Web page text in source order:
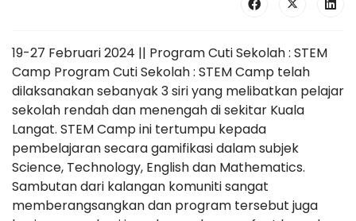
19-27 Februari 2024 || Program Cuti Sekolah : STEM
Camp Program Cuti Sekolah : STEM Camp telah
dilaksanakan sebanyak 3 siri yang melibatkan pelajar
sekolah rendah dan menengah di sekitar Kuala
Langat. STEM Camp ini tertumpu kepada
pembelajaran secara gamifikasi dalam subjek
Science, Technology, English dan Mathematics.
Sambutan dari kalangan komuniti sangat
memberangsangkan dan program tersebut juga